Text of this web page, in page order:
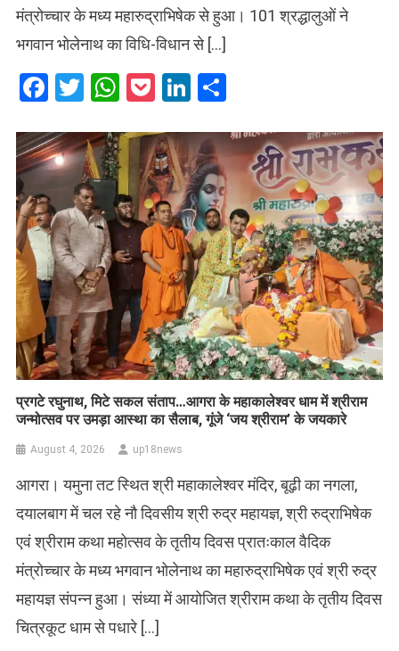
मंत्रोच्चार के मध्य महारुद्राभिषेक से हुआ। 101 श्रद्धालुओं ने
भगवान भोलेनाथ का विधि-विधान से […]
Facebook
Twitter
WhatsApp
PocketLinkedIn
प्रगटे रघुनाथ, मिटे सकल संताप…आगरा के महाकालेश्वर धाम में श्रीराम
जन्मोत्सव पर उमड़ा आस्था का सैलाब, गूंजे ‘जय श्रीराम’ के जयकारे
August 4, 2026 up18news
आगरा। यमुना तट स्थित श्री महाकालेश्वर मंदिर, बूढ़ी का नगला,
दयालबाग में चल रहे नौ दिवसीय श्री रुद्र महायज्ञ, श्री रुद्राभिषेक
एवं श्रीराम कथा महोत्सव के तृतीय दिवस प्रातःकाल वैदिक
मंत्रोच्चार के मध्य भगवान भोलेनाथ का महारुद्राभिषेक एवं श्री रुद्र
महायज्ञ संपन्न हुआ। संध्या में आयोजित श्रीराम कथा के तृतीय दिवस
चित्रकूट धाम से पधारे […]